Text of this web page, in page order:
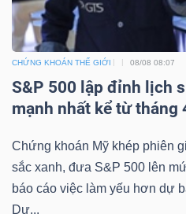
CHỨNG KHOÁN THẾ GIỚI 08/08 08:07
S&P 500 lập đỉnh lịch
mạnh nhất kể từ tháng
Chứng khoán Mỹ khép phiên
sắc xanh, đưa S&P 500 lên
báo cáo việc làm yếu hơn dự
Dự...
THÔNG
TIỆN